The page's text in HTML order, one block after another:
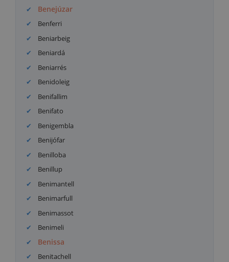
Benejúzar
Benferri
Beniarbeig
Beniardá
Beniarrés
Benidoleig
Benifallim
Benifato
Benigembla
Benijófar
Benilloba
Benillup
Benimantell
Benimarfull
Benimassot
Benimeli
Benissa
Benitachell